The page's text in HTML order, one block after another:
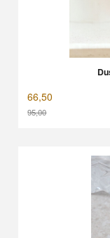
66,50
95,00